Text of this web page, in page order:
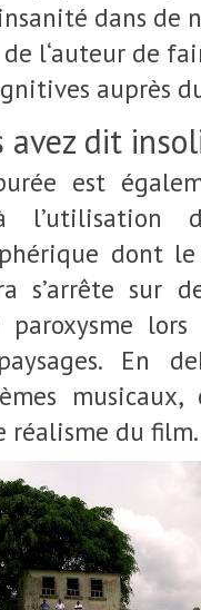
dans de
l‘auteur de
auprès
avez dit
est
l’utilisation
dont le
s’arrête sur
paroxysme
En
réalisme du film.